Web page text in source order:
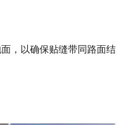
，以确保贴缝带同路面结